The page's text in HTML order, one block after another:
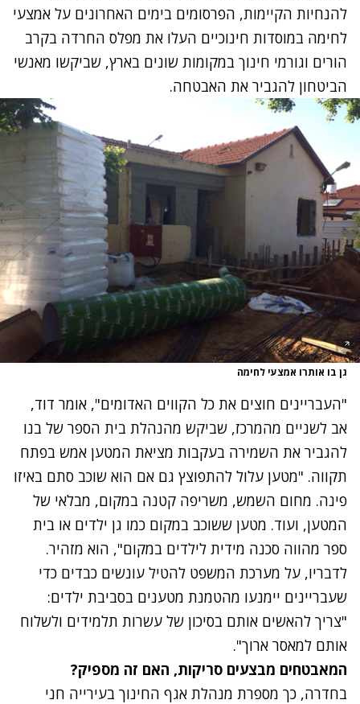
להנחיות הקיימות, הפרסומים בימים האחרונים על אמצעי
לחימה במוסדות חינוכיים העלו את מפלס החרדה בקרב
הורים וגורמי חינוך במקומות שונים בארץ, שביקשו מאנשי
הביטחון להגביר את האבטחה.
גן בו אותרו אמצעי לחימה
"העבריינים חוצים את כל הקווים האדומים", אומר דוד,
אב לשניים מהמרכז, שביקש מהנהלת בית הספר של בנו
להגביר את השמירה בעקבות מציאת המטען אמש בפתח
תקווה. "מטען עלול להתפוצץ גם אם הוא שוכב סתם באיזו
פינה. מחום השמש, משריפה קטנה במקום, מבלאי של
המטען, ועוד. מטען ששוכב במקום כמו גן ילדים או בית
ספר מהווה סכנה מידית לילדים במקום", הוא מזהיר.
לדבריו, על מערכת המשפט להטיל עונשים כבדים כדי
שעבריינים יימנעו מהטמנת מטענים בסביבת ילדים:
"צריך להאשים אותם בסיכון של עשרות תלמידים ולשלוח
אותם למאסר ארוך".
המאבטחים מבצעים סריקות, האם זה מספיק?
בחדרה, כך מספרת מנהלת אגף החינוך בעירייה חני